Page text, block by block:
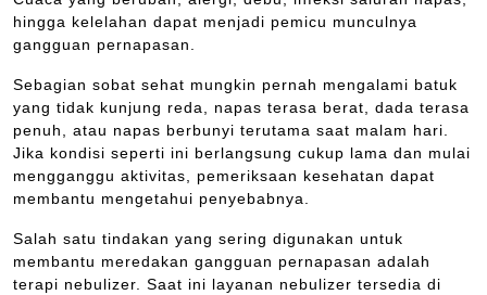
hingga kelelahan dapat menjadi pemicu munculnya
gangguan pernapasan.
Sebagian sobat sehat mungkin pernah mengalami batuk
yang tidak kunjung reda, napas terasa berat, dada terasa
penuh, atau napas berbunyi terutama saat malam hari.
Jika kondisi seperti ini berlangsung cukup lama dan mulai
mengganggu aktivitas, pemeriksaan kesehatan dapat
membantu mengetahui penyebabnya.
Salah satu tindakan yang sering digunakan untuk
membantu meredakan gangguan pernapasan adalah
terapi nebulizer. Saat ini layanan nebulizer tersedia di